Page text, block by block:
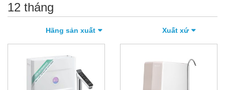
12 tháng
Hãng sản xuất Xuất xứ